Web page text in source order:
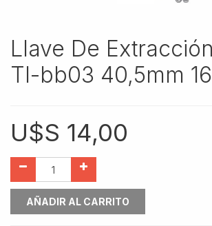
Llave De
Tl-bb03 40,5mm
U$S 14,00
AÑADIR AL CARRITO